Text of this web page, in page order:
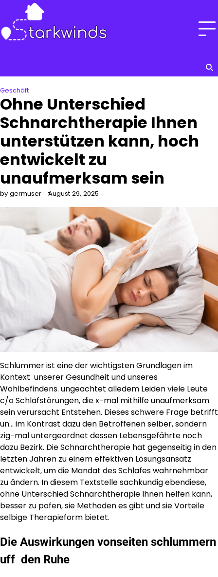
content
Geschäft
Ohne Unterschied
Schnarchtherapie Ihnen
unterstützen kann, hoch
entwickelt zu
unaufmerksam sein
by germuser August 29, 2025
Schlummer ist eine der wichtigsten Grundlagen im
Kontext unserer Gesundheit und unseres
Wohlbefindens. ungeachtet alledem Leiden viele Leute
c/o Schlafstörungen, die x-mal mithilfe unaufmerksam
sein verursacht Entstehen. Dieses schwere Frage betrifft
un… im Kontrast dazu den Betroffenen selber, sondern
zig-mal untergeordnet dessen Lebensgefährte noch
dazu Bezirk. Die Schnarchtherapie hat gegenseitig in den
letzten Jahren zu einem effektiven Lösungsansatz
entwickelt, um die Mandat des Schlafes wahrnehmbar
zu ändern. In diesem Textstelle sachkundig ebendiese,
ohne Unterschied Schnarchtherapie Ihnen helfen kann,
besser zu pofen, sie Methoden es gibt und sie Vorteile
selbige Therapieform bietet.
Die Auswirkungen vonseiten schlummern
uff den Ruhe